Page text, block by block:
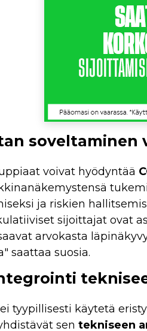
voivat hyödyntää
ja riskien
sijoittajat ovat
arvokasta
saattaa suosia.
tyypillisesti käytetä
sen tekniseen